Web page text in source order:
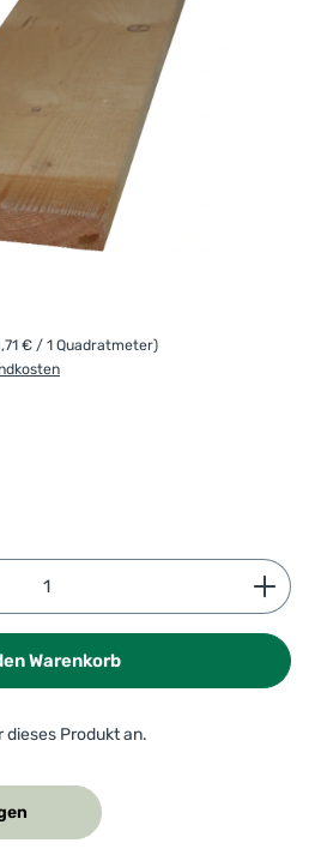
€ / 1 Quadratmeter)
den gewünschten Wert ein
Warenkorb
dieses Produkt an.